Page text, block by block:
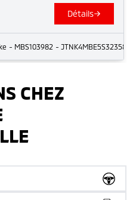
Détails
- MBS103982 - JTNK4MBE5S3235844
CHEZ